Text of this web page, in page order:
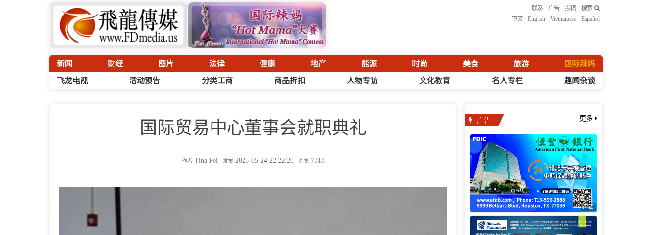
联系 广告 投稿
搜索
中文
English Vietnamese Español
新闻 财经 图片 法律 健康 地产 能源 时尚 美食 旅游 国际辣妈
飞龙电视 活动预告 分类工商 商品折扣 人物专访 文化教育 名人专栏 趣闻杂谈
国际贸易中心董事会就职典礼
作者 Tina Pei 发布 2025-05-24 22:22:20 浏览 7318
广告 更多
广告